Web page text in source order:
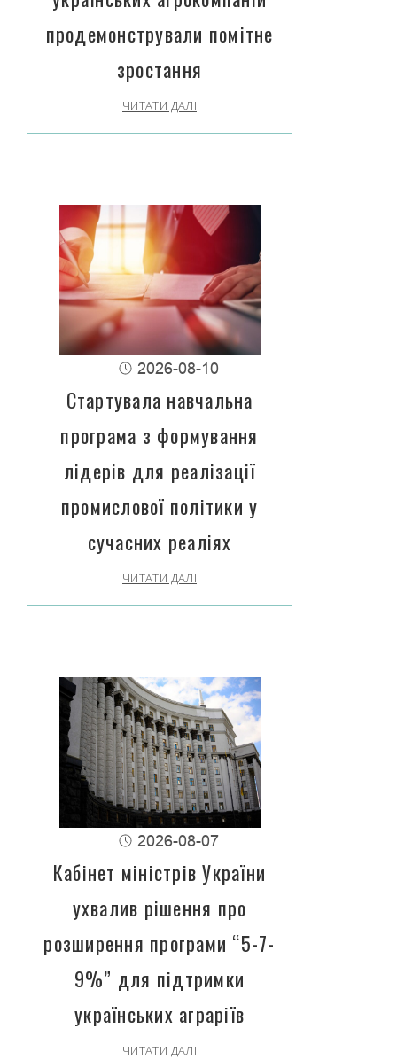
продемонстрували помітне
зростання
ЧИТАТИ ДАЛІ
2026-08-10
Стартувала навчальна
програма з формування
лідерів для реалізації
промислової політики у
сучасних реаліях
ЧИТАТИ ДАЛІ
2026-08-07
Кабінет міністрів України
ухвалив рішення про
розширення програми “5-7-
9%” для підтримки
українських аграріїв
ЧИТАТИ ДАЛІ